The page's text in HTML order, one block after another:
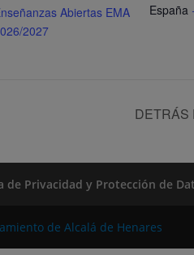
Abiertas EMA
2027
España
DETRÁS
de Privacidad y Protección de
de Alcalá de Henares